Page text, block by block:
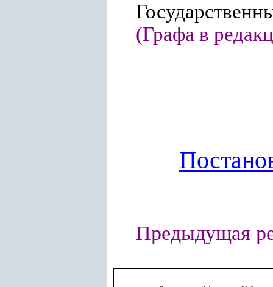
(Графа в
Предыдущая